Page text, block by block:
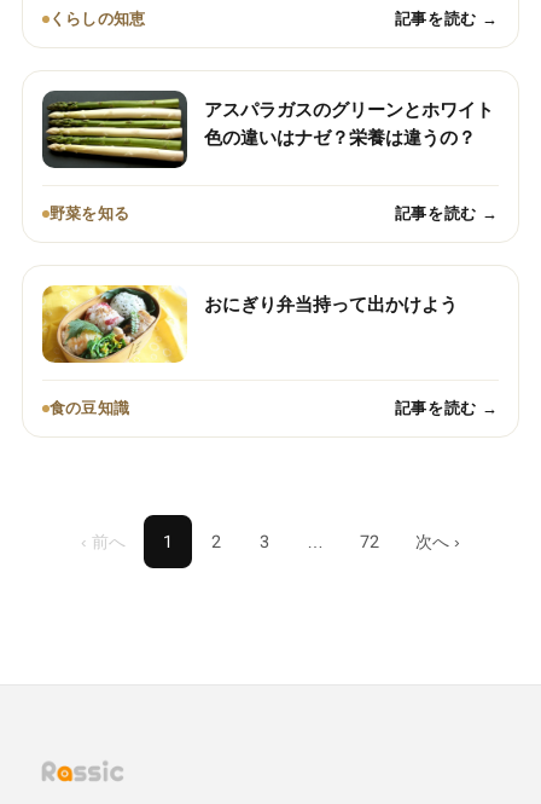
くらしの知恵 記事を読む →
アスパラガスのグリーンとホワイト
色の違いはナゼ？栄養は違うの？
野菜を知る 記事を読む →
おにぎり弁当持って出かけよう
食の豆知識 記事を読む →
‹ 前へ 1 2 3 72 次へ ›